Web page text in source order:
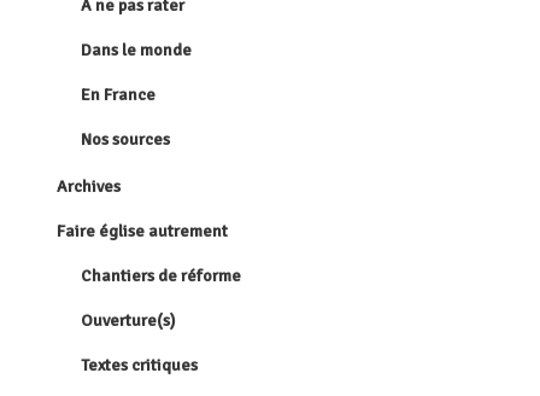
À ne pas rater
Dans le monde
En France
Nos sources
Archives
Faire église autrement
Chantiers de réforme
Ouverture(s)
Textes critiques